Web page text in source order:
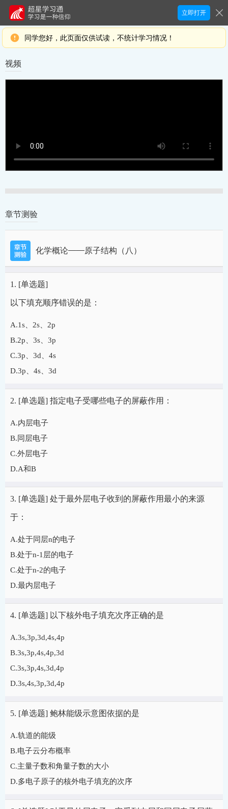
立即打开
同学您好，此页面仅供试读，不统计学习情况！
视频
章节测验